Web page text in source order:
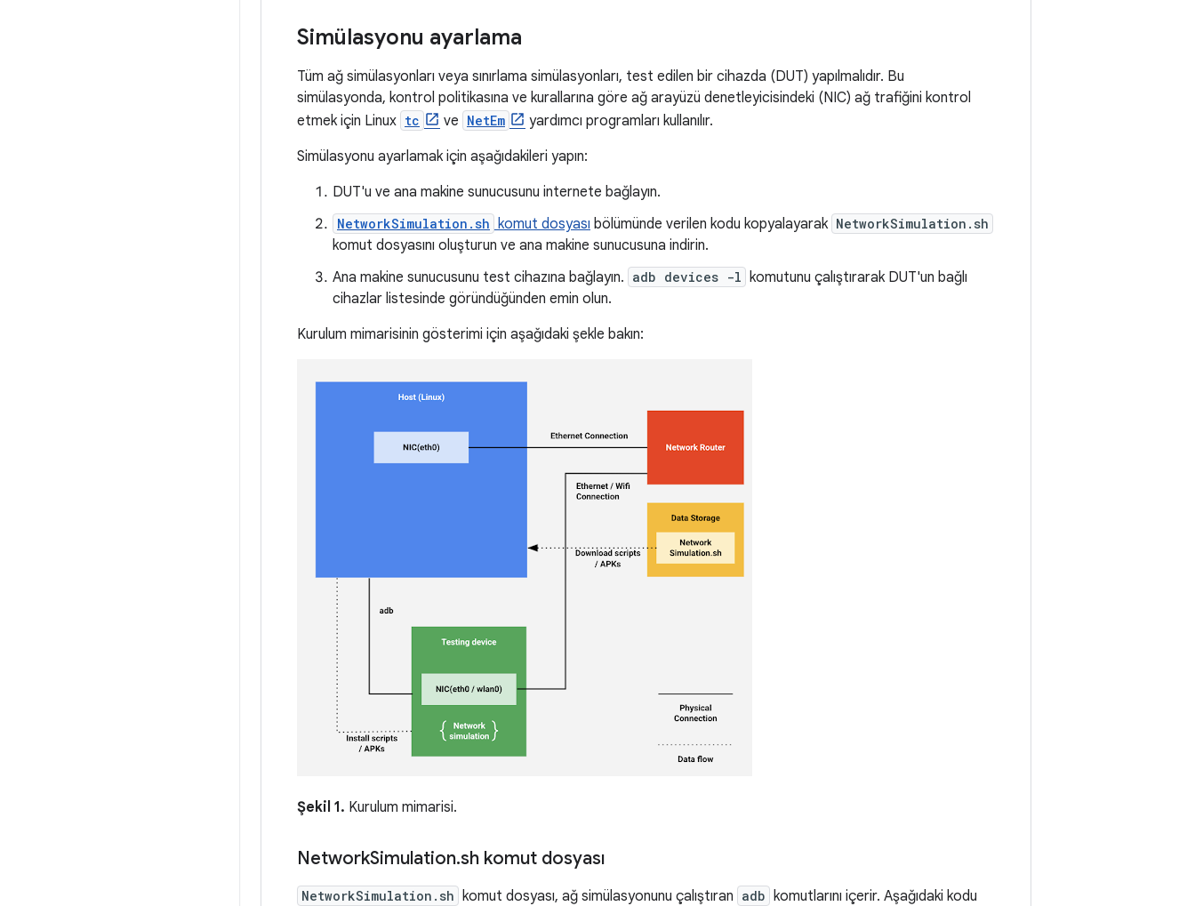
Simülasyonu ayarlama
Tüm ağ simülasyonları veya sınırlama simülasyonları, test edilen bir cihazda (DUT) yapılmalıdır. Bu
simülasyonda, kontrol politikasına ve kurallarına göre ağ arayüzü denetleyicisindeki (NIC) ağ trafiğini kontrol
etmek için Linux tc ve NetEm
yardımcı programları kullanılır.
Simülasyonu ayarlamak için aşağıdakileri yapın:
DUT'u ve ana makine sunucusunu internete bağlayın.
NetworkSimulation.sh komut dosyası bölümünde verilen kodu kopyalayarak NetworkSimulation.sh
komut dosyasını oluşturun ve ana makine sunucusuna indirin.
Ana makine sunucusunu test cihazına bağlayın. adb devices -l komutunu çalıştırarak DUT'un bağlı
cihazlar listesinde göründüğünden emin olun.
Kurulum mimarisinin gösterimi için aşağıdaki şekle bakın:
Şekil 1. Kurulum mimarisi.
NetworkSimulation.sh komut dosyası
NetworkSimulation.sh komut dosyası, ağ simülasyonunu çalıştıran adb komutlarını içerir. Aşağıdaki kodu